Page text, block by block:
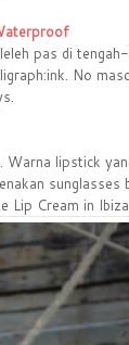
pas di
No
lipstick
sunglasses
Lip Cream in